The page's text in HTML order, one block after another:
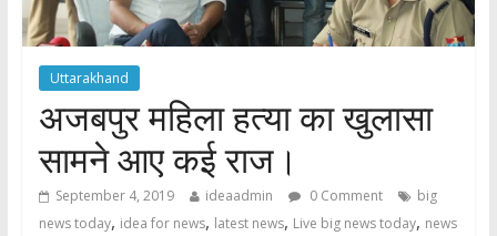
Uttarakhand
अजबपुर महिला हत्या का खुलासा
सामने आए कई राज।
September 4, 2019 ideaadmin 0 Comment
big
news today, idea for news, latest news, Live big news today, news